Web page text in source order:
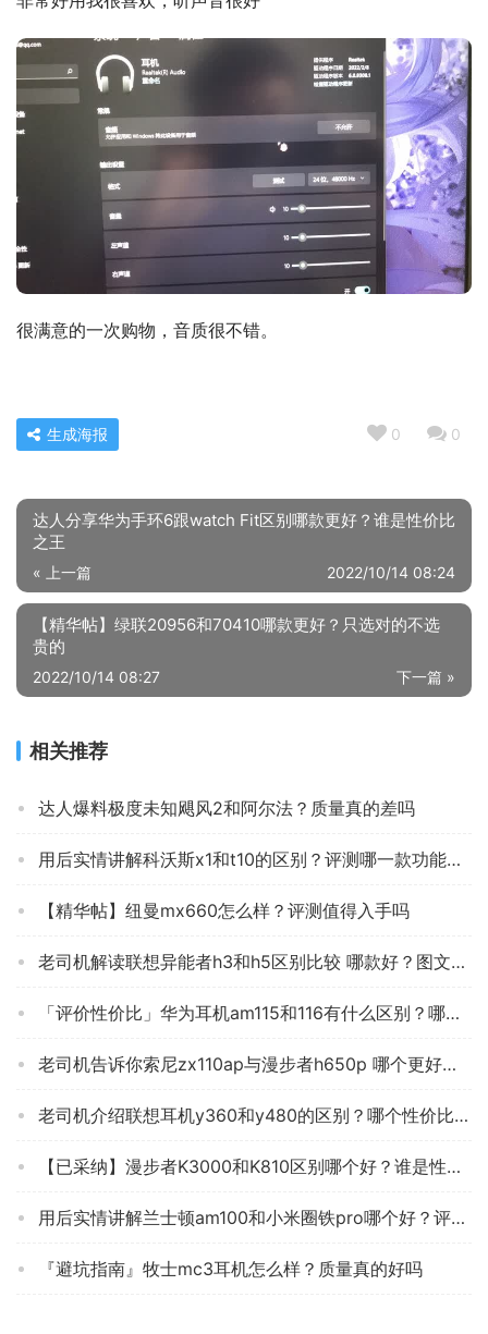
很满意的一次购物，音质很不错。
0 0
生成海报
达人分享华为手环6跟watch Fit区别哪款更好？谁是性价比
之王
« 上一篇 2022/10/14 08:24
【精华帖】绿联20956和70410哪款更好？只选对的不选
贵的
下一篇 »
2022/10/14 08:27
相关推荐
达人爆料极度未知飓风2和阿尔法？质量真的差吗
用后实情讲解科沃斯x1和t10的区别？评测哪一款功能更强大
【精华帖】纽曼mx660怎么样？评测值得入手吗
老司机解读联想异能者h3和h5区别比较 哪款好？图文爆料分析
「评价性价比」华为耳机am115和116有什么区别？哪个更合适
老司机告诉你索尼zx110ap与漫步者h650p 哪个更好用？评测解读该怎么选
老司机介绍联想耳机y360和y480的区别？哪个性价比高、质量更好
【已采纳】漫步者K3000和K810区别哪个好？谁是性价比之王
用后实情讲解兰士顿am100和小米圈铁pro哪个好？评测教你怎么选
『避坑指南』牧士mc3耳机怎么样？质量真的好吗